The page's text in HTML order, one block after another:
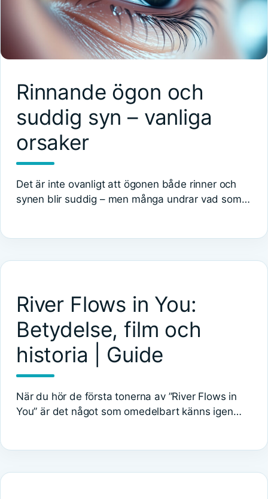
Rinnande ögon och
suddig syn – vanliga
orsaker
Det är inte ovanligt att ögonen både rinner och
synen blir suddig – men många undrar vad som…
River Flows in You:
Betydelse, film och
historia | Guide
När du hör de första tonerna av ”River Flows in
You” är det något som omedelbart känns igen…